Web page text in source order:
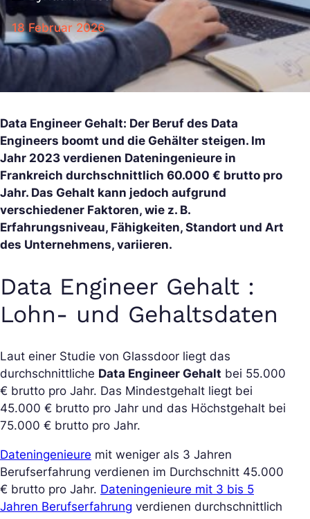
18 Februar 2026
Data Engineer Gehalt: Der Beruf des Data
Engineers boomt und die Gehälter steigen. Im
Jahr 2023 verdienen Dateningenieure in
Frankreich durchschnittlich 60.000 € brutto pro
Jahr. Das Gehalt kann jedoch aufgrund
verschiedener Faktoren, wie z. B.
Erfahrungsniveau, Fähigkeiten, Standort und Art
des Unternehmens, variieren.
Data Engineer Gehalt :
Lohn- und Gehaltsdaten
Laut einer Studie von Glassdoor liegt das
durchschnittliche Data Engineer Gehalt bei 55.000
€ brutto pro Jahr. Das Mindestgehalt liegt bei
45.000 € brutto pro Jahr und das Höchstgehalt bei
75.000 € brutto pro Jahr.
Dateningenieure mit weniger als 3 Jahren
Berufserfahrung verdienen im Durchschnitt 45.000
€ brutto pro Jahr. Dateningenieure mit 3 bis 5
Jahren Berufserfahrung verdienen durchschnittlich